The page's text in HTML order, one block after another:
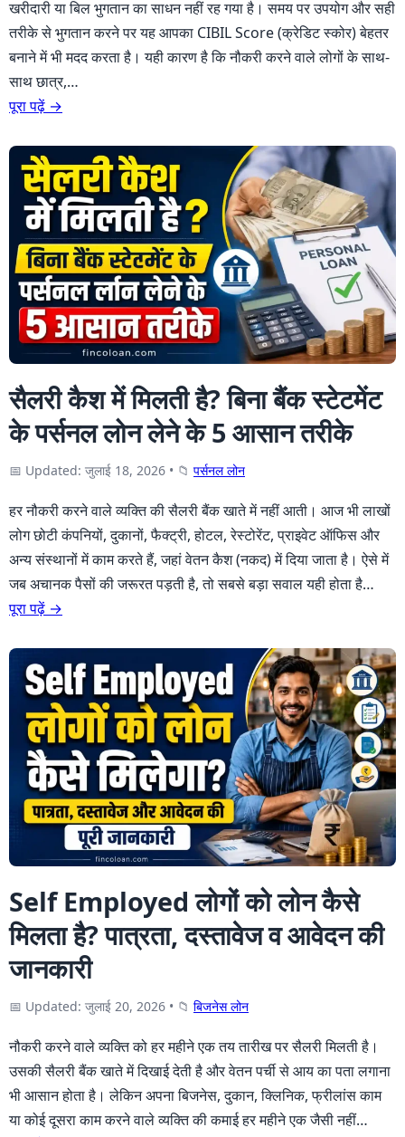
खरीदारी या बिल भुगतान का साधन नहीं रह गया है। समय पर उपयोग और सही
तरीके से भुगतान करने पर यह आपका CIBIL Score (क्रेडिट स्कोर) बेहतर
बनाने में भी मदद करता है। यही कारण है कि नौकरी करने वाले लोगों के साथ-
साथ छात्र,…
पूरा पढ़ें →
सैलरी कैश में मिलती है? बिना बैंक स्टेटमेंट
के पर्सनल लोन लेने के 5 आसान तरीके
📅 Updated: जुलाई 18, 2026 • 📁 पर्सनल लोन
हर नौकरी करने वाले व्यक्ति की सैलरी बैंक खाते में नहीं आती। आज भी लाखों
लोग छोटी कंपनियों, दुकानों, फैक्ट्री, होटल, रेस्टोरेंट, प्राइवेट ऑफिस और
अन्य संस्थानों में काम करते हैं, जहां वेतन कैश (नकद) में दिया जाता है। ऐसे में
जब अचानक पैसों की जरूरत पड़ती है, तो सबसे बड़ा सवाल यही होता है…
पूरा पढ़ें →
Self Employed लोगों को लोन कैसे
मिलता है? पात्रता, दस्तावेज व आवेदन की
जानकारी
📅 Updated: जुलाई 20, 2026 • 📁 बिजनेस लोन
नौकरी करने वाले व्यक्ति को हर महीने एक तय तारीख पर सैलरी मिलती है।
उसकी सैलरी बैंक खाते में दिखाई देती है और वेतन पर्ची से आय का पता लगाना
भी आसान होता है। लेकिन अपना बिजनेस, दुकान, क्लिनिक, फ्रीलांस काम
या कोई दूसरा काम करने वाले व्यक्ति की कमाई हर महीने एक जैसी नहीं…